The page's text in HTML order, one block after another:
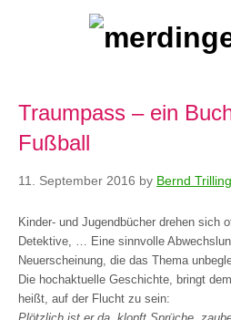
Traumpass – ein
Fußball
11. September 2016 by Bernd Trilling
Kinder- und Jugendbücher drehen sich
Detektive, … Eine sinnvolle
Neuerscheinung, die das Thema
Die hochaktuelle Geschichte, bringt
heißt, auf der Flucht zu sein: